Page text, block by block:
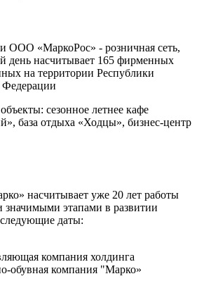
«МаркоРос» - розничная сеть,
день насчитывает 165 фирменных
на территории Республики
Федерации
сезонное летнее кафе
база отдыха «Ходцы», бизнес-центр
насчитывает уже 20 лет работы
этапами в развитии
даты:
компания холдинга
обувная компания "Марко»